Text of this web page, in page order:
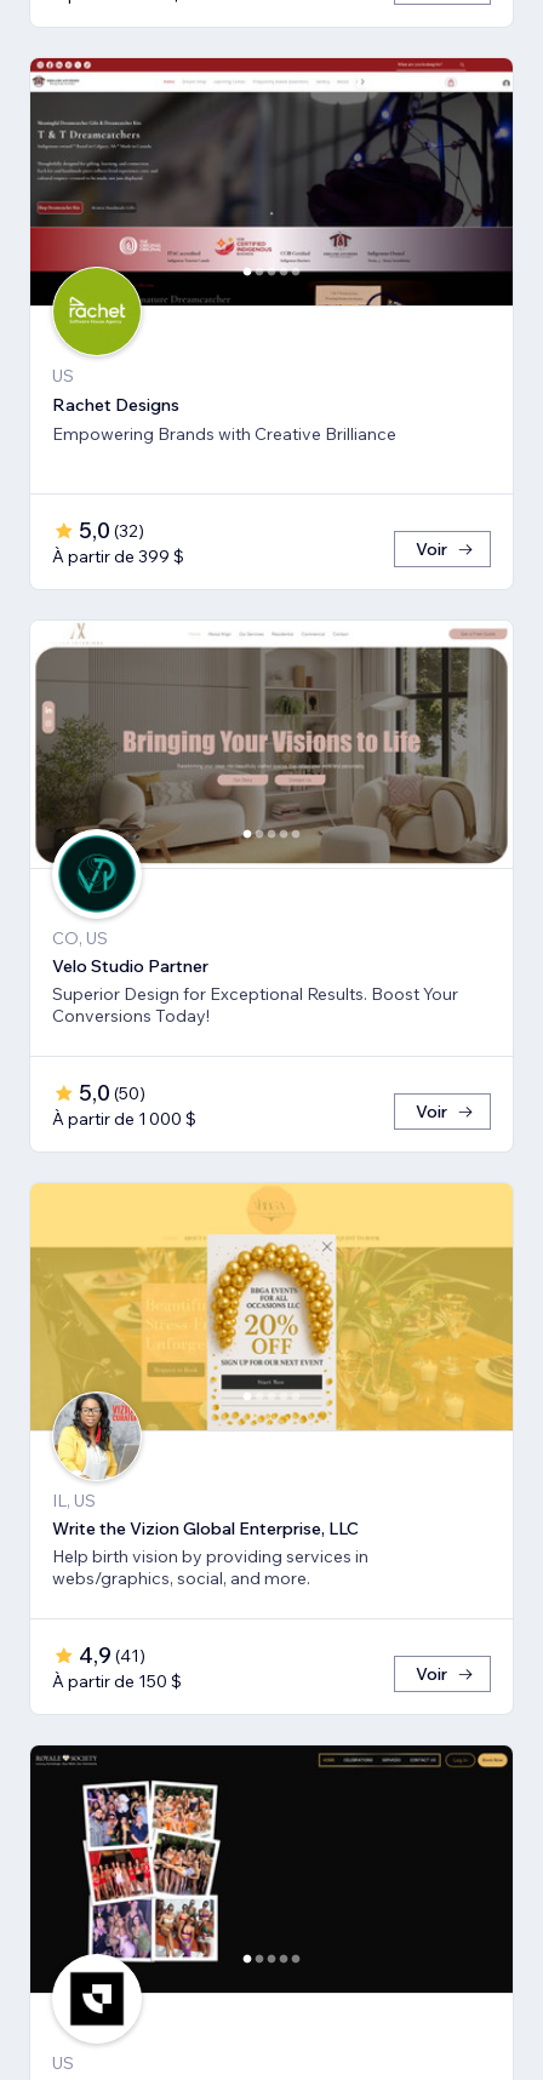
US
Rachet Designs
Empowering Brands with Creative Brilliance
5,0 (32)
À partir de 399 $
Voir
CO, US
Velo Studio Partner
Superior Design for Exceptional Results. Boost Your
Conversions Today!
5,0 (50)
À partir de 1 000 $
Voir
IL, US
Write the Vizion Global Enterprise, LLC
Help birth vision by providing services in
webs/graphics, social, and more.
4,9 (41)
À partir de 150 $
Voir
US